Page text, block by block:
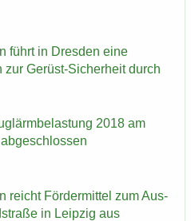
führt in Dres­den eine
Gerüst-​Sicherheit durch
2018 am
reicht För­der­mit­tel zum Aus­
in Leip­zig aus